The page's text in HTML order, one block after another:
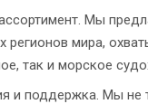
Мы
регионов мира,
так и морское
и поддержка. Мы не